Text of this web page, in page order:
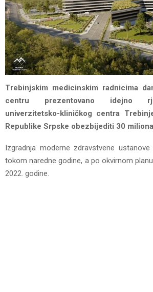
Trebinjskim medicinskim radnicima
centru prezentovano idejno
univerzitetsko-kliničkog centra
Republike Srpske obezbijediti 30
Izgradnja moderne zdravstvene
tokom naredne godine, a po okvirnom
2022. godine.